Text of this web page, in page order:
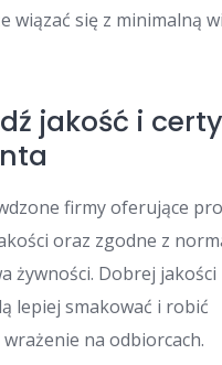
wiązać się z minimalną
jakość i
firmy oferujące
oraz zgodne z
żywności. Dobrej jakości
lepiej smakować i robić
na odbiorcach.